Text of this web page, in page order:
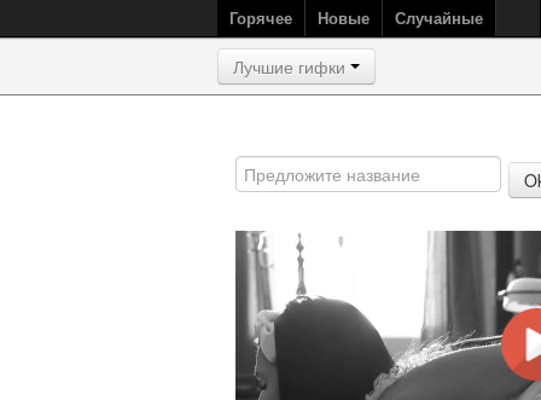
Горячее Новые Случайные
Лучшие гифки